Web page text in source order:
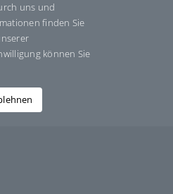
Design-Jutta-Sucker
uns und
finden Sie
können Sie